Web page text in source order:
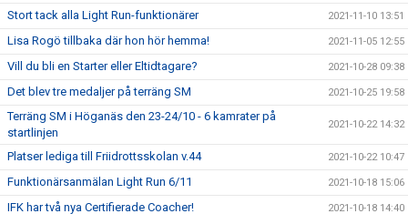
Stort tack alla Light Run-funktionärer 2021-11-10 13:51
Lisa Rogö tillbaka där hon hör hemma! 2021-11-05 12:55
Vill du bli en Starter eller Eltidtagare? 2021-10-28 09:38
Det blev tre medaljer på terräng SM 2021-10-25 19:58
Terräng SM i Höganäs den 23-24/10 - 6 kamrater på
startlinjen
2021-10-22 14:32
Platser lediga till Friidrottsskolan v.44 2021-10-22 10:47
Funktionärsanmälan Light Run 6/11 2021-10-18 15:06
IFK har två nya Certifierade Coacher! 2021-10-18 14:40